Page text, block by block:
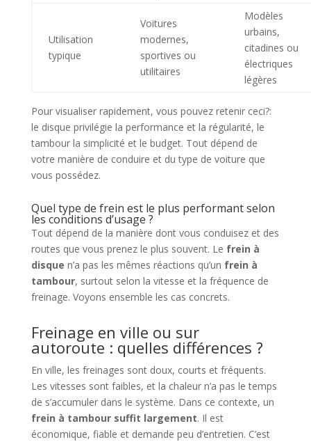
Utilisation
typique
Voitures
modernes,
sportives ou
utilitaires
Modèles
urbains,
citadines ou
électriques
légères
Pour visualiser rapidement, vous pouvez retenir ceci?:
le disque privilégie la performance et la régularité, le
tambour la simplicité et le budget. Tout dépend de
votre manière de conduire et du type de voiture que
vous possédez.
Quel type de frein est le plus performant selon
les conditions d’usage ?
Tout dépend de la manière dont vous conduisez et des
routes que vous prenez le plus souvent. Le frein à
disque n’a pas les mêmes réactions qu’un frein à
tambour, surtout selon la vitesse et la fréquence de
freinage. Voyons ensemble les cas concrets.
Freinage en ville ou sur
autoroute : quelles différences ?
En ville, les freinages sont doux, courts et fréquents.
Les vitesses sont faibles, et la chaleur n’a pas le temps
de s’accumuler dans le système. Dans ce contexte, un
frein à tambour suffit largement. Il est
économique, fiable et demande peu d’entretien. C’est